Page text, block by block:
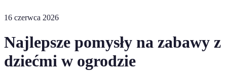
16 czerwca 2026
Najlepsze pomysły na zabawy z
dziećmi w ogrodzie